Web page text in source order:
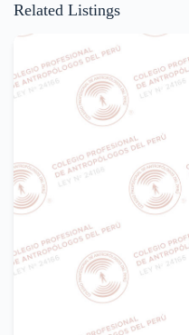
Related Listings